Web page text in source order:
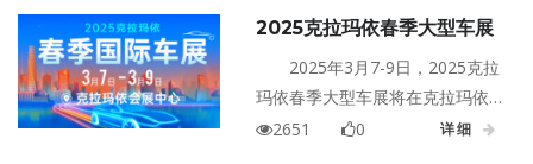
赠送活动，只需报名即可领取，
但请注意，活动将于3月5日截
止！
2025克拉玛依春季大型车展
2025年3月7-9日，2025克拉
玛依春季大型车展将在克拉玛依
会展中心盛大启幕。
2651 0 详细